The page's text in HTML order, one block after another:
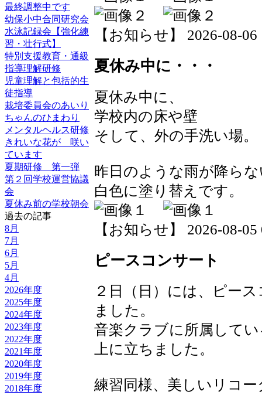
最終調整中です
幼保小中合同研究会
水泳記録会【強化練
習・壮行式】
特別支援教育・通級
指導理解研修
児童理解と包括的生
徒指導
栽培委員会のあいり
ちゃんのひまわり
メンタルヘルス研修
きれいな花が 咲い
ています
夏期研修 第一弾
第２回学校運営協議
会
夏休み前の学校朝会
過去の記事
8月
7月
6月
5月
4月
2026年度
2025年度
2024年度
2023年度
2022年度
2021年度
2020年度
2019年度
2018年度
【お知らせ】 2026-08-06
夏休み中に・・・
夏休み中に、
学校内の床や壁
そして、外の手洗い場。
昨日のような雨が降ら
白色に塗り替えです。
【お知らせ】 2026-08-05
ピースコンサート
２日（日）には、ピー
ました。
音楽クラブに所属して
上に立ちました。
練習同様、美しいリコ